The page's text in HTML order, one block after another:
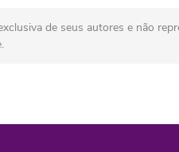
de seus autores e não